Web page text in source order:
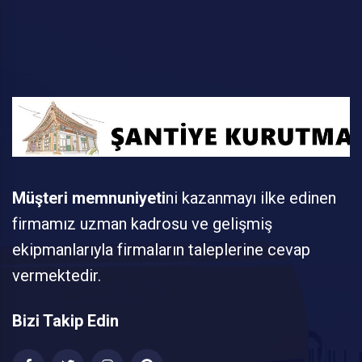
Müşteri memnuniyetini kazanmayı ilke edinen
firmamız uzman kadrosu ve gelişmiş
ekipmanlarıyla firmaların taleplerine cevap
vermektedir.
Bizi Takip Edin